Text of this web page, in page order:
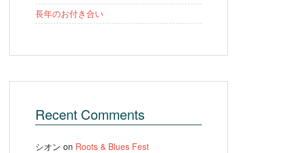
長年のお付き合い
Recent Comments
シオン on Roots & Blues Fest